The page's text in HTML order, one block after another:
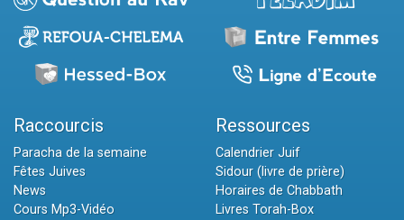
Raccourcis
Paracha de la semaine
Fêtes Juives
News
Cours Mp3-Vidéo
Ressources
Calendrier Juif
Sidour (livre de prière)
Horaires de Chabbath
Livres Torah-Box